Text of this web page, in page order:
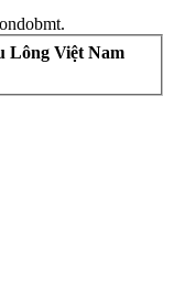
Lông Việt Nam